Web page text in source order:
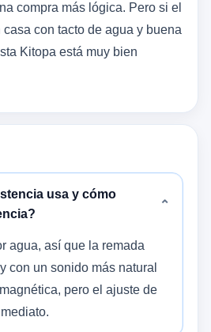
compra más lógica. Pero si el
con tacto de agua y buena
Kitopa está muy bien
usa y cómo
⌄
agua, así que la remada
con un sonido más natural
pero el ajuste de